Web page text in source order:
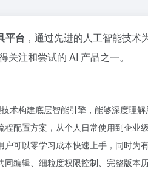
平台 ，通过先进的人工智能技
注和尝试的 AI 产品之一。
术构建底层智能引擎，能够深度理
程配置方案，从个人日常使用到企业
户可以零学习成本快速上手，同时
同编辑、细粒度权限控制、完整版本